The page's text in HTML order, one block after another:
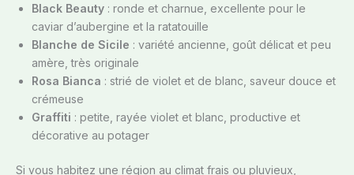
Black Beauty : ronde et charnue, excellente pour le
caviar d’aubergine et la ratatouille
Blanche de Sicile : variété ancienne, goût délicat et peu
amère, très originale
Rosa Bianca : strié de violet et de blanc, saveur douce et
crémeuse
Graffiti : petite, rayée violet et blanc, productive et
décorative au potager
Si vous habitez une région au climat frais ou pluvieux,